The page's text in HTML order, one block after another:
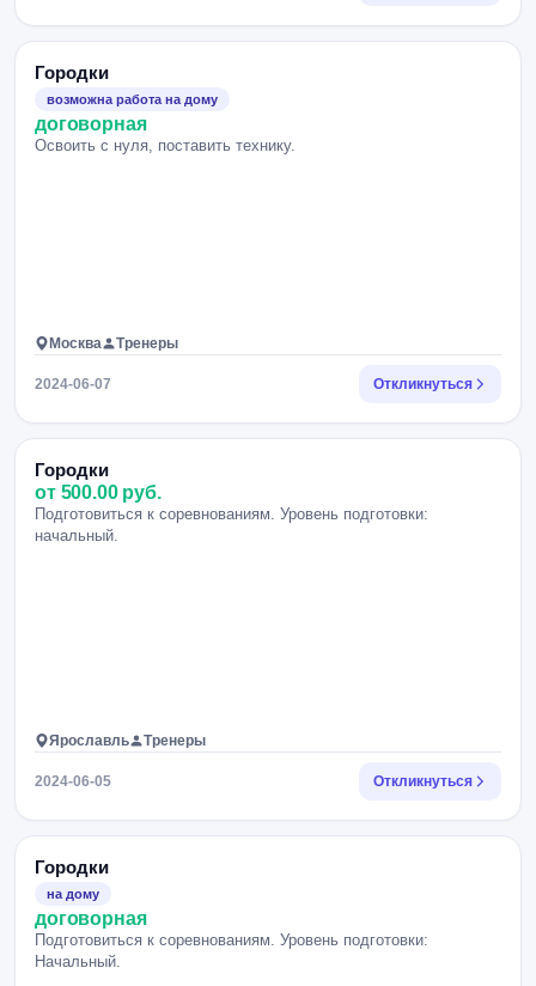
Городки
возможна работа на дому
договорная
Освоить с нуля, поставить технику.
Москва Тренеры
2024-06-07 Откликнуться
Городки
от 500.00 руб.
Подготовиться к соревнованиям. Уровень подготовки:
начальный.
Ярославль Тренеры
2024-06-05 Откликнуться
Городки
на дому
договорная
Подготовиться к соревнованиям. Уровень подготовки:
Начальный.